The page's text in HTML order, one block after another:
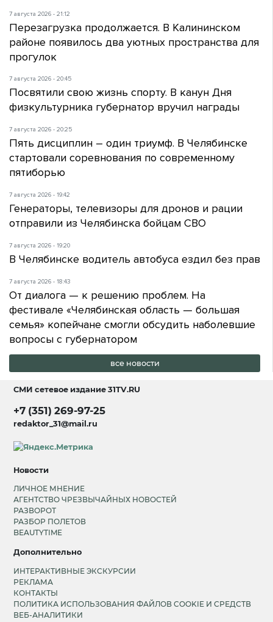
7 августа 2026 - 21:12
Перезагрузка продолжается. В Калининском
районе появилось два уютных пространства для
прогулок
7 августа 2026 - 20:45
Посвятили свою жизнь спорту. В канун Дня
физкультурника губернатор вручил награды
7 августа 2026 - 20:25
Пять дисциплин – один триумф. В Челябинске
стартовали соревнования по современному
пятиборью
7 августа 2026 - 19:42
Генераторы, телевизоры для дронов и рации
отправили из Челябинска бойцам СВО
7 августа 2026 - 19:20
В Челябинске водитель автобуса ездил без прав
7 августа 2026 - 18:43
От диалога — к решению проблем. На
фестивале «Челябинская область — большая
семья» копейчане смогли обсудить наболевшие
вопросы с губернатором
все новости
СМИ сетевое издание31TV.RU
+7 (351) 269-97-25
redaktor_31@mail.ru
Новости
ЛИЧНОЕ МНЕНИЕ
АГЕНТСТВО ЧРЕЗВЫЧАЙНЫХ НОВОСТЕЙ
РАЗВОРОТ
РАЗБОР ПОЛЕТОВ
BEAUTYTIME
Дополнительно
ИНТЕРАКТИВНЫЕ ЭКСКУРСИИ
РЕКЛАМА
КОНТАКТЫ
ПОЛИТИКА ИСПОЛЬЗОВАНИЯ ФАЙЛОВ COOKIE И СРЕДСТВ
ВЕБ-АНАЛИТИКИ